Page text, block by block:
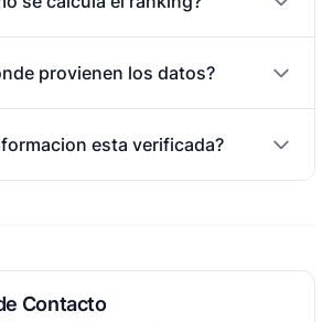
provienen los datos?
esta verificada?
Contacto